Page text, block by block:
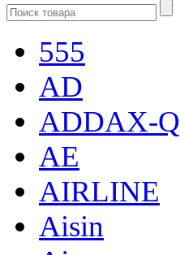
555
AD
ADDAX-Q
AE
AIRLINE
Aisin